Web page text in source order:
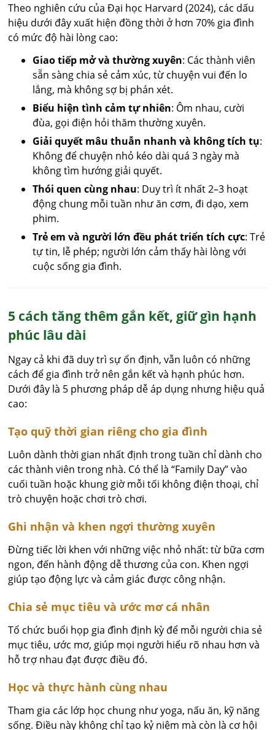
Theo nghiên cứu của Đại học Harvard (2024), các dấu
hiệu dưới đây xuất hiện đồng thời ở hơn 70% gia đình
có mức độ hài lòng cao:
Giao tiếp mở và thường xuyên: Các thành viên
sẵn sàng chia sẻ cảm xúc, từ chuyện vui đến lo
lắng, mà không sợ bị phán xét.
Biểu hiện tình cảm tự nhiên: Ôm nhau, cười
đùa, gọi điện hỏi thăm thường xuyên.
Giải quyết mâu thuẫn nhanh và không tích tụ:
Không để chuyện nhỏ kéo dài quá 3 ngày mà
không tìm hướng giải quyết.
Thói quen cùng nhau: Duy trì ít nhất 2–3 hoạt
động chung mỗi tuần như ăn cơm, đi dạo, xem
phim.
Trẻ em và người lớn đều phát triển tích cực: Trẻ
tự tin, lễ phép; người lớn cảm thấy hài lòng với
cuộc sống gia đình.
5 cách tăng thêm gắn kết, giữ gìn hạnh
phúc lâu dài
Ngay cả khi đã duy trì sự ổn định, vẫn luôn có những
cách để gia đình trở nên gắn kết và hạnh phúc hơn.
Dưới đây là 5 phương pháp dễ áp dụng nhưng hiệu quả
cao:
Tạo quỹ thời gian riêng cho gia đình
Luôn dành thời gian nhất định trong tuần chỉ dành cho
các thành viên trong nhà. Có thể là “Family Day” vào
cuối tuần hoặc khung giờ mỗi tối không điện thoại, chỉ
trò chuyện hoặc chơi trò chơi.
Ghi nhận và khen ngợi thường xuyên
Đừng tiếc lời khen với những việc nhỏ nhất: từ bữa cơm
ngon, đến hành động dễ thương của con. Khen ngợi
giúp tạo động lực và cảm giác được công nhận.
Chia sẻ mục tiêu và ước mơ cá nhân
Tổ chức buổi họp gia đình định kỳ để mỗi người chia sẻ
mục tiêu, ước mơ, giúp mọi người hiểu rõ nhau hơn và
hỗ trợ nhau đạt được điều đó.
Học và thực hành cùng nhau
Tham gia các lớp học chung như yoga, nấu ăn, kỹ năng
sống. Điều này không chỉ tạo kỷ niệm mà còn là cơ hội